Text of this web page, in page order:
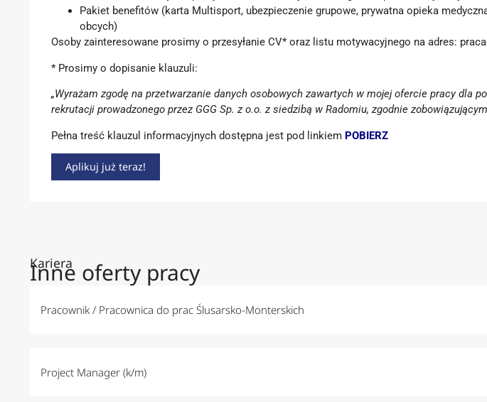
Pakiet benefitów (karta Multisport, ubezpieczenie grupowe, prywatna opieka
obcych)
Osoby zainteresowane prosimy o przesyłanie CV* oraz listu motywacyjnego na adres:
* Prosimy o dopisanie klauzuli:
„Wyrażam zgodę na przetwarzanie danych osobowych zawartych w mojej ofercie pracy dla
rekrutacji prowadzonego przez GGG Sp. z o.o. z siedzibą w Radomiu, zgodnie
Pełna treść klauzul informacyjnych dostępna jest pod linkiem POBIERZ
Aplikuj już teraz!
Kariera
Inne oferty pracy
Pracownik / Pracownica do prac Ślusarsko-Monterskich
Project Manager (k/m)